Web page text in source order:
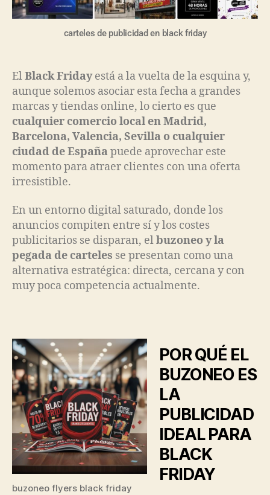
carteles de publicidad en black friday
ElBlack Fridayestá a la vuelta de la esquina y,
aunque solemos asociar esta fecha a grandes
marcas y tiendas online, lo cierto es que
cualquier comercio local en Madrid,
Barcelona, Valencia, Sevilla o cualquier
ciudad de Españapuede aprovechar este
momento para atraer clientes con una oferta
irresistible.
En un entorno digital saturado, donde los
anuncios compiten entre sí y los costes
publicitarios se disparan, elbuzoneo y la
pegada de carteles se presentan como una
alternativa estratégica: directa, cercana y con
muy poca competencia actualmente.
buzoneo flyers black friday
POR QUÉ EL
BUZONEO ES
LA
PUBLICIDAD
IDEAL PARA
BLACK
FRIDAY